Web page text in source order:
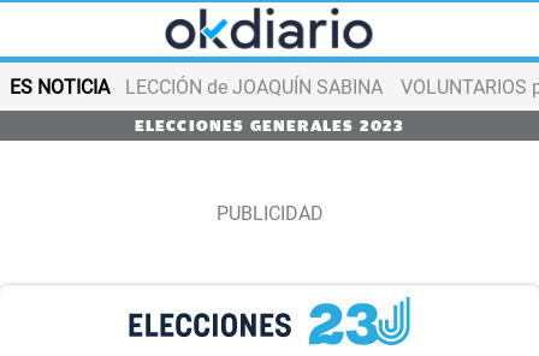
ES NOTICIA LECCIÓN de JOAQUÍN SABINA VOLUNTARIOS
ELECCIONES GENERALES 2023